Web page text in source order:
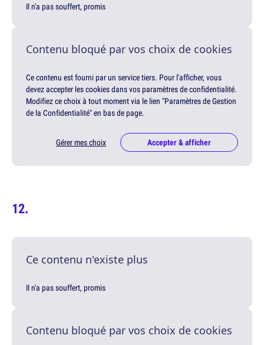
Il n'a pas souffert, promis
Contenu bloqué par vos choix de cookies
Ce contenu est fourni par un service tiers. Pour l'afficher, vous
devez accepter les cookies dans vos paramètres de confidentialité.
Modifiez ce choix à tout moment via le lien "Paramètres de Gestion
de la Confidentialité" en bas de page.
Gérer mes choix Accepter & afficher
Ce contenu n'existe plus
Il n'a pas souffert, promis
Contenu bloqué par vos choix de cookies